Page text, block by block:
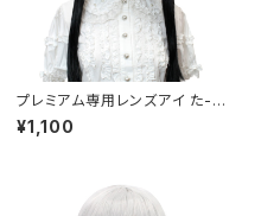
プレミアム専用レンズアイ た-グ
リーン Premium Lens Eye T
A-Green
¥1,100